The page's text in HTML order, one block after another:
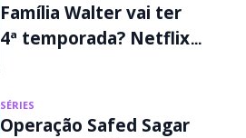
Família Walter vai ter
4ª temporada? Netflix
SÉRIES
Operação Safed Sagar